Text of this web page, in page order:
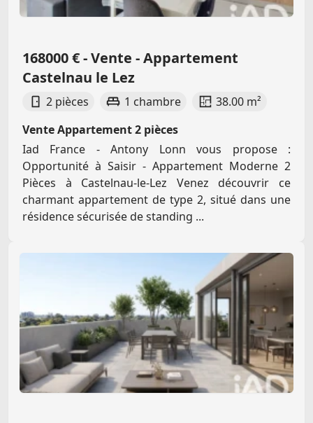
168000 € - Vente - Appartement
Castelnau le Lez
2 pièces 1 chambre
38.00 m²
Vente Appartement 2 pièces
Iad France - Antony Lonn vous propose :
Opportunité à Saisir - Appartement Moderne 2
Pièces à Castelnau-le-Lez Venez découvrir ce
charmant appartement de type 2, situé dans une
résidence sécurisée de standing ...